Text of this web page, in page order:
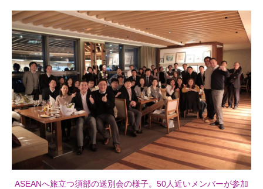
ASEANへ旅立つ須部の送別会の様子。50人近いメンバーが参加